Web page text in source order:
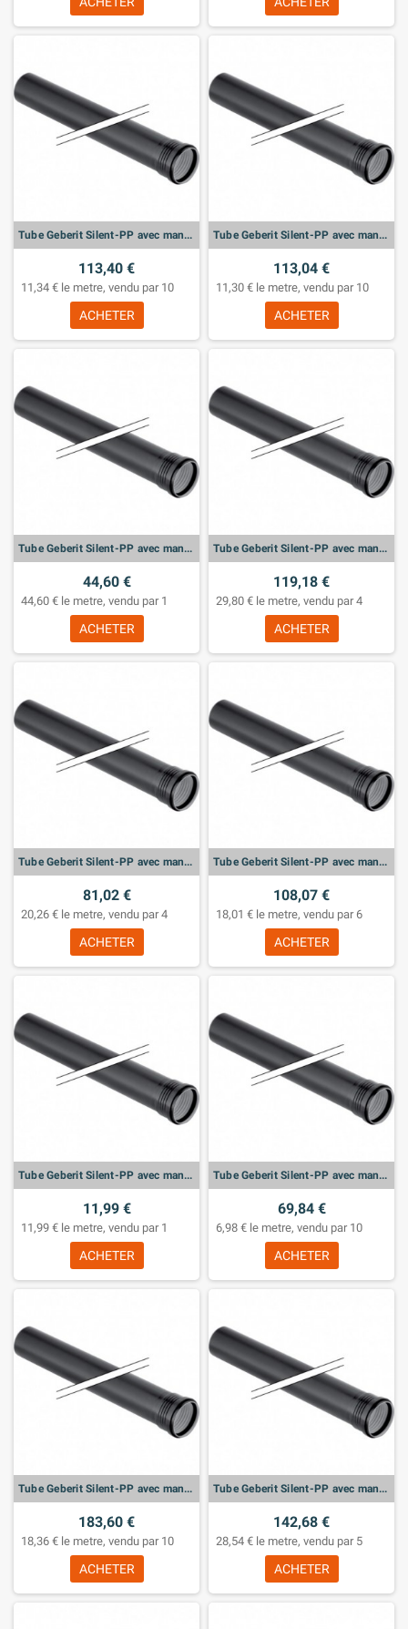
Tube Geberit Silent-PP avec manchon: d:40mm, L:150cm
113,40 €
11,34 € le metre, vendu par 10
ACHETER
Tube Geberit Silent-PP avec manchon: d:32mm, L:150cm
113,04 €
11,30 € le metre, vendu par 10
ACHETER
Tube Geberit Silent-PP avec manchon: d:160mm, L:100cm
44,60 €
44,60 € le metre, vendu par 1
ACHETER
Tube Geberit Silent-PP avec manchon: d:125mm, L:100cm
119,18 €
29,80 € le metre, vendu par 4
ACHETER
Tube Geberit Silent-PP avec manchon: d:110mm, L:100cm
81,02 €
20,26 € le metre, vendu par 4
ACHETER
Tube Geberit Silent-PP avec manchon: d:90mm, L:100cm
108,07 €
18,01 € le metre, vendu par 6
ACHETER
Tube Geberit Silent-PP avec manchon: d:75mm, L:100cm
11,99 €
11,99 € le metre, vendu par 1
ACHETER
Tube Geberit Silent-PP avec manchon: d:50mm, L:100cm
69,84 €
6,98 € le metre, vendu par 10
ACHETER
Tube Geberit Silent-PP avec manchon: d:125mm, L:50cm
183,60 €
18,36 € le metre, vendu par 10
ACHETER
Tube Geberit Silent-PP avec manchon: d:160mm, L:50cm
142,68 €
28,54 € le metre, vendu par 5
ACHETER